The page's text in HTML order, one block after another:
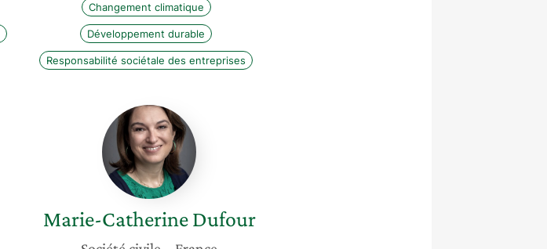
Changement climatique
Développement durable
Responsabilité sociétale des entreprises
Marie-
Catherine
Dufour
Marie-Catherine Dufour